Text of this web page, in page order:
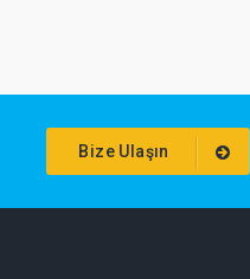
Bize Ulaşın